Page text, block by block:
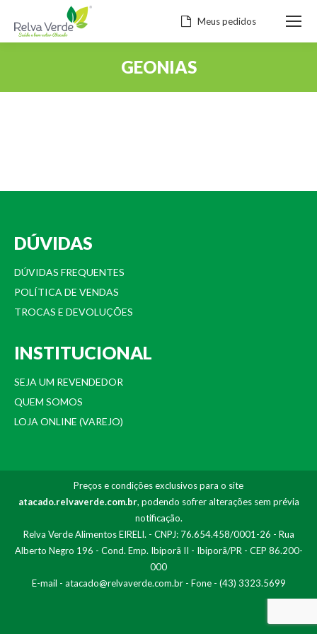
Meus pedidos
GEONIAS
DÚVIDAS
DÚVIDAS FREQUENTES
POLÍTICA DE VENDAS
TROCAS E DEVOLUÇÕES
INSTITUCIONAL
SEJA UM REVENDEDOR
QUEM SOMOS
LOJA ONLINE (VAREJO)
Preços e condições exclusivos para o site
atacado.relvaverde.com.br, podendo sofrer alterações sem prévia
notificação.
Relva Verde Alimentos EIRELI. - CNPJ: 76.654.458/0001-26 - Rua
Alberto Negro 196 - Cond. Emp. Ibiporã II - Ibiporã/PR - CEP 86.200-
000
E-mail - atacado@relvaverde.com.br- Fone - (43) 3323.5699